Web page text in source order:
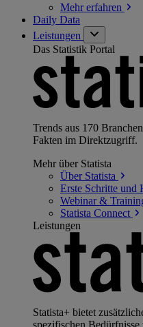
Mehrerfahren
Daily Data
Leistungen
Das Statistik Portal
Trends aus 170
Fakten im Direktzugriff.
Mehr über Statista
Über Statista
Erste Schritte und
Webinar &
Statista Connect
Leistungen
Statista+ bietet
spezifischen